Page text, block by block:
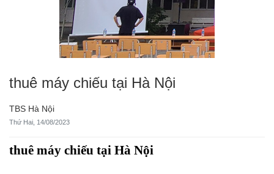
thuê máy chiếu tại Hà Nội
TBS Hà Nội
Thứ Hai, 14/08/2023
thuê máy chiếu tại Hà Nội